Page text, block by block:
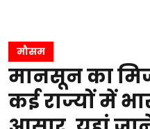
मौसम
मानसून का
कई राज्यों में